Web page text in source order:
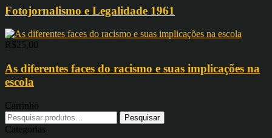
Fotojornalismo e Legalidade 1961
R$25,00
As diferentes faces do racismo e suas implicações na
escola
Carrinho
Pesquisar
por:
Categorias